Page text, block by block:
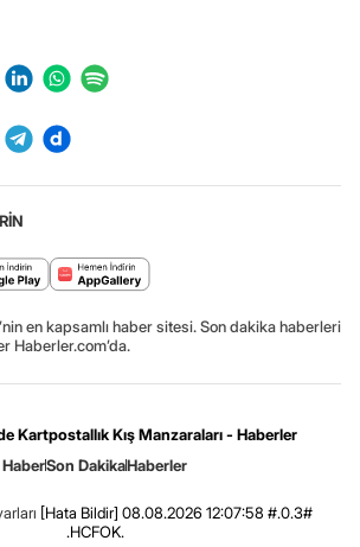
en kapsamlı haber sitesi. Son dakika haberleri
Haberler.com’da.
Kartpostallık Kış Manzaraları - Haberler
HaberSon DakikaHaberler
[Hata Bildir] 08.08.2026 12:07:58 #.0.3#
.HCFOK.